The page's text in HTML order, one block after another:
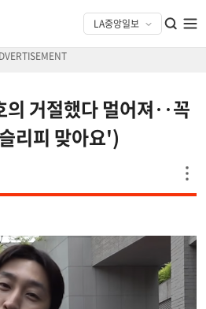
의 거절했다 멀어져‥꼭
리피 맞아요')